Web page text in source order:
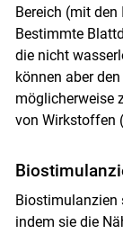
Bereich (mit
Bestimmte
die nicht
können aber
möglicherweise
von Wirkstoffen
Biostimulanzien
indem sie die